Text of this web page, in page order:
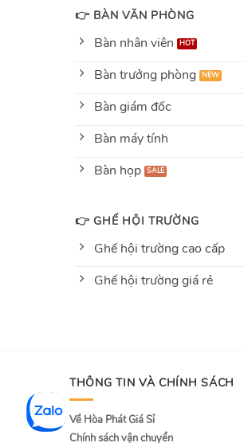
👉 BÀN VĂN PHÒNG
Bàn nhân viên
Bàn trưởng phòng
Bàn giám đốc
Bàn máy tính
Bàn họp
👉 GHẾ HỘI TRƯỜNG
Ghế hội trường cao cấp
Ghế hội trường giá rẻ
THÔNG TIN VÀ CHÍNH SÁCH
Về Hòa Phát Giá Sỉ
Chính sách vận chuyển